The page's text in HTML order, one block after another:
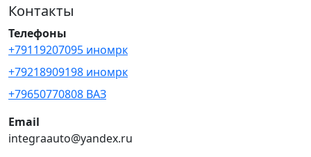
Контакты
Телефоны
+79119207095 иномрк
+79218909198 иномрк
+79650770808 ВАЗ
Email
integraauto@yandex.ru